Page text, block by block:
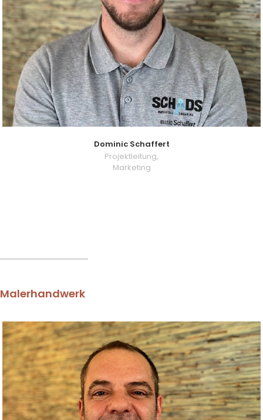
Dominic Schaffert
Projektleitung,
Marketing
Malerhandwerk